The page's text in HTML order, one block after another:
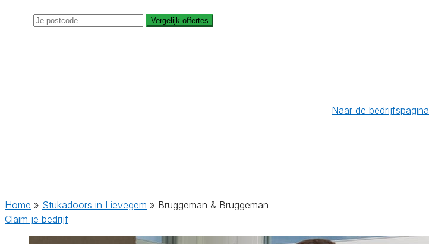
Vergelijk offertes
Naar de bedrijfspagina
Home » Stukadoors in Lievegem » Bruggeman & Bruggeman
Claim je bedrijf